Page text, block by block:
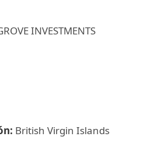
INVESTMENTS
British Virgin Islands